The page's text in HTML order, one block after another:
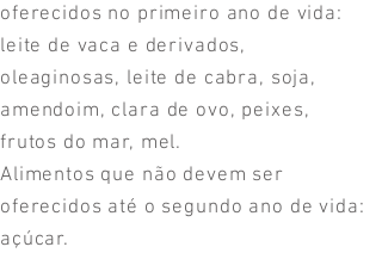
oferecidos no primeiro ano de vida:
leite de vaca e derivados,
oleaginosas, leite de cabra, soja,
amendoim, clara de ovo, peixes,
frutos do mar, mel.
Alimentos que não devem ser
oferecidos até o segundo ano de vida:
açúcar.